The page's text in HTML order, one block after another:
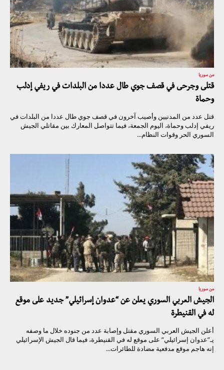
من سوريا
قتلى وجرحى في قصف جوي طال عددا من البلدات في ريفي إدلب
وحماة
قتل عدد من المدنيين وأصيب آخرون في قصف جوي طال عددا من البلدات في
ريفي إدلب وحماة، اليوم الجمعة، فيما تتواصل المعارك بين مقاتلي الجيش
السوري الحر وقوات النظام...
من سوريا
الجيش العربي السوري يعلن عن “عدوان إسرائيلي” جديد على موقع
له في القنيطرة
أعلن الجيش العربي السوري مقتل وإصابة عدد من جنوده خلال ما وصفه
يـ”عدوان إسرائيلي” على موقع له في القنيطرة، فيما قال الجيش الإسرائيلي
إنه هاجم موقع مدفعية مضادة للطائرات...